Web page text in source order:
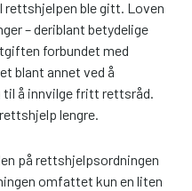
ble gitt. Loven
– deriblant betydelige
forbundet med
blant annet ved å
til å innvilge fritt rettsråd.
lengre.
på rettshjelpsordningen
omfattet kun en liten